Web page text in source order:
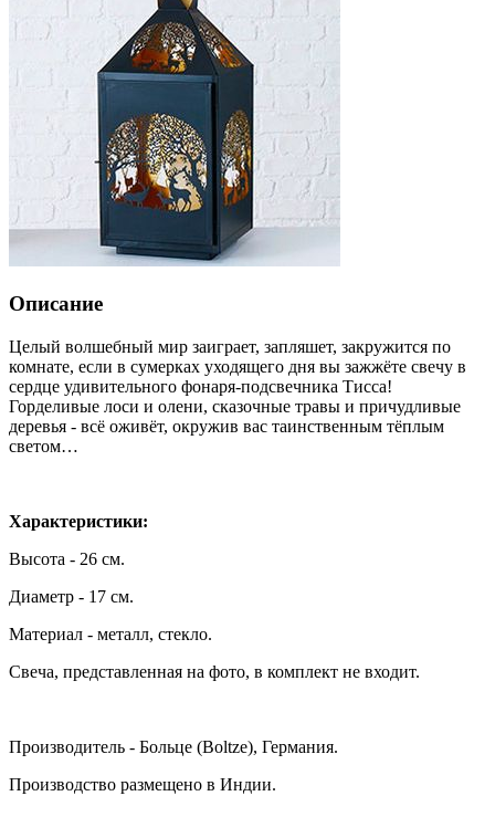
Описание
Целый волшебный мир заиграет, запляшет, закружится по
комнате, если в сумерках уходящего дня вы зажжёте свечу в
сердце удивительного фонаря-подсвечника Тисса!
Горделивые лоси и олени, сказочные травы и причудливые
деревья - всё оживёт, окружив вас таинственным тёплым
светом…
Характеристики:
Высота - 26 см.
Диаметр - 17 см.
Материал - металл, стекло.
Свеча, представленная на фото, в комплект не входит.
Производитель - Больце (Boltze), Германия.
Производство размещено в Индии.